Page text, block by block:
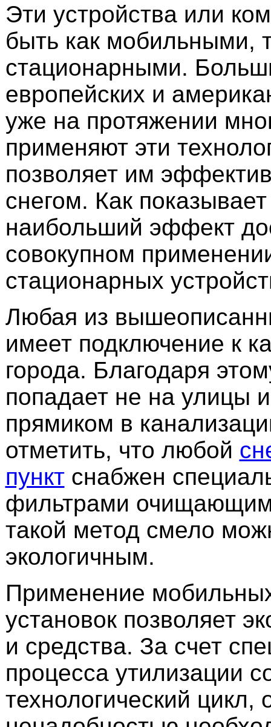
Эти устройства или
быть как мобильными,
стационарными.
европейских и
уже на протяжении
применяют эти
позволяет им
снегом. Как
наибольший эффект
совокупном
стационарных
Любая из
имеет подключение к
города. Благодаря
попадает не на улицы
прямиком в
отметить, что любой
пунктснабжен
фильтрами
такой метод смело
экологичным.
Применение
установок позволяет
и средства. За счет
процесса утилизации
технологический цикл,